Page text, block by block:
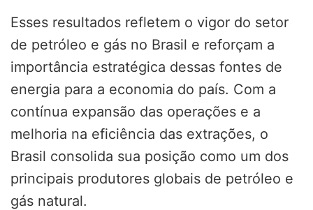
Esses resultados refletem o vigor do setor
de petróleo e gás no Brasil e reforçam a
importância estratégica dessas fontes de
energia para a economia do país. Com a
contínua expansão das operações e a
melhoria na eficiência das extrações, o
Brasil consolida sua posição como um dos
principais produtores globais de petróleo e
gás natural.